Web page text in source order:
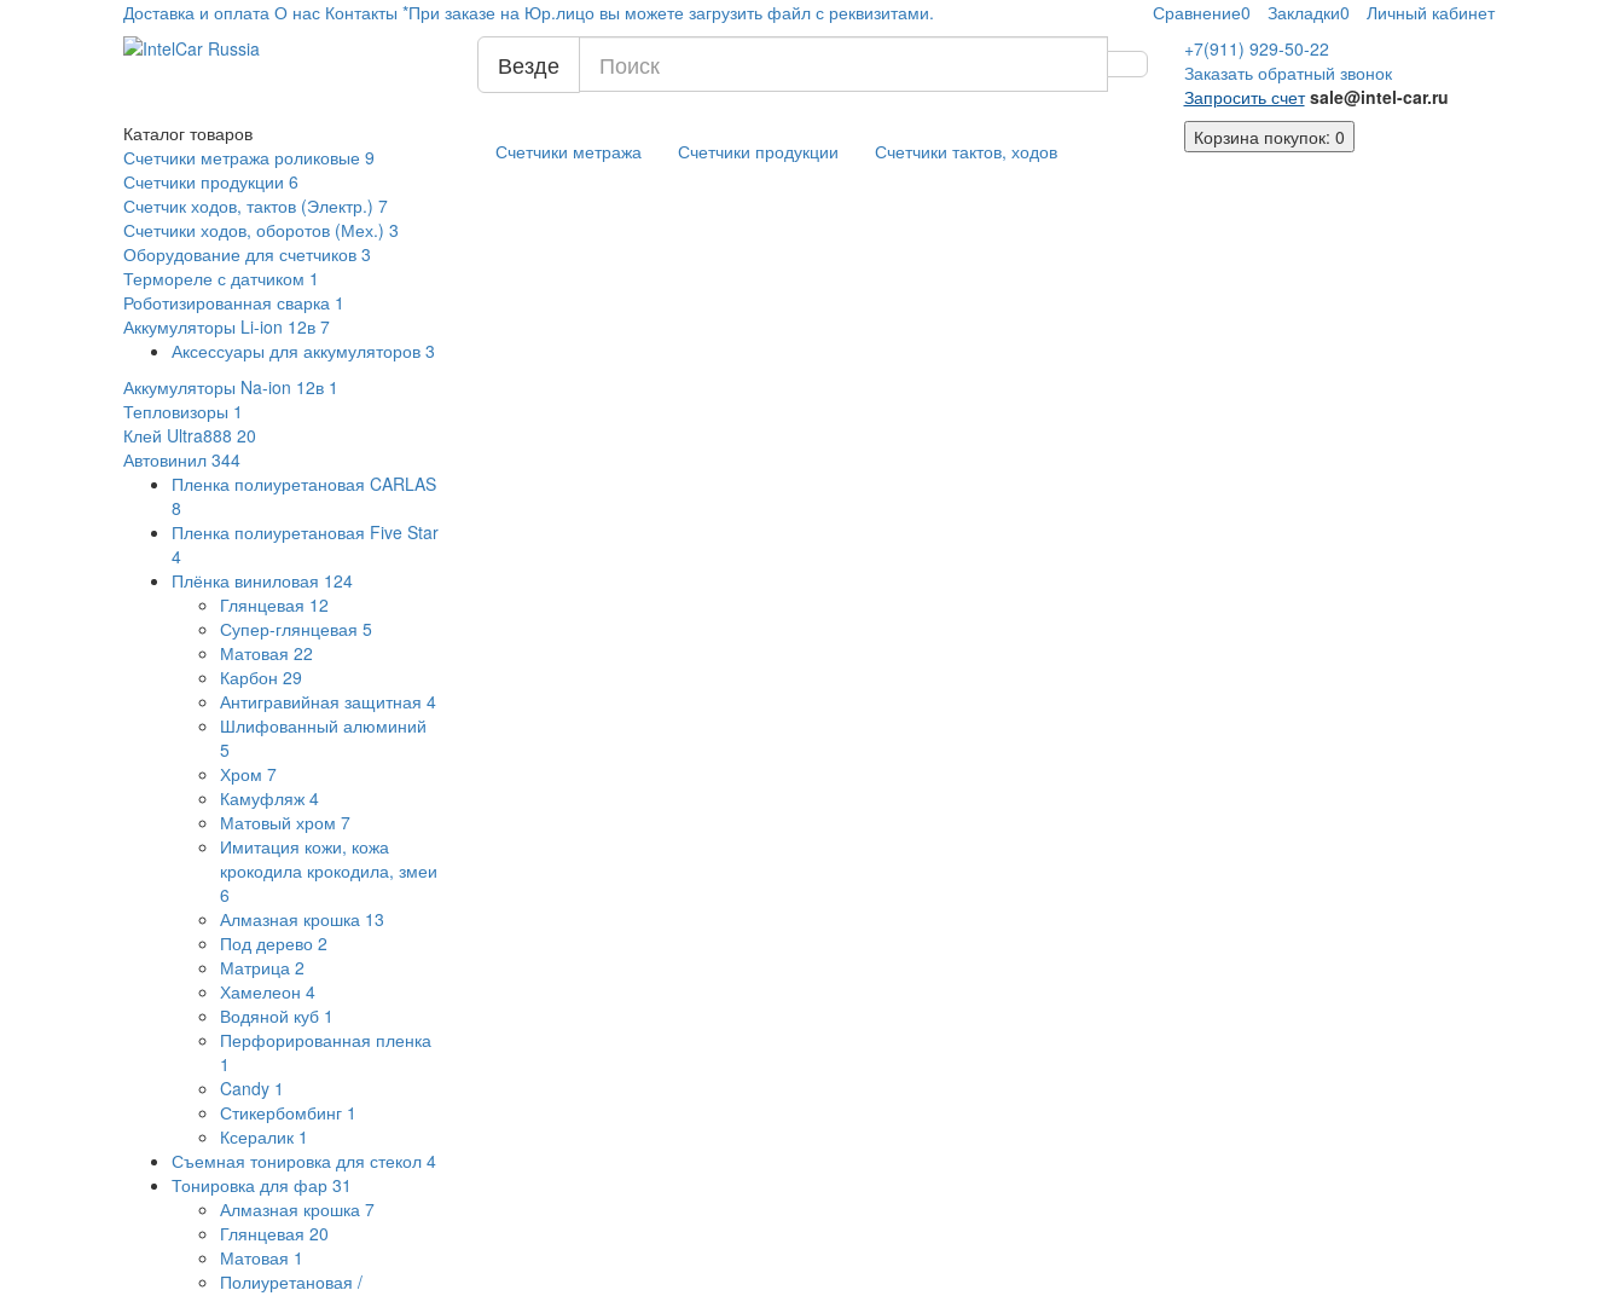
Доставка и оплата О нас Контакты *При заказе на Юр.лицо вы можете загрузить файл с реквизитами. Сравнение0 Закладки0 Личный кабинет
Везде +7(911) 929-50-22
Заказать обратный звонок
Запросить счет sale@intel-car.ru
Каталог товаров
Счетчики метража роликовые 9
Счетчики продукции 6
Счетчик ходов, тактов (Электр.) 7
Счетчики ходов, оборотов (Мех.) 3
Оборудование для счетчиков 3
Термореле с датчиком 1
Роботизированная сварка 1
Аккумуляторы Li-ion 12в 7
Аксессуары для аккумуляторов 3
Аккумуляторы Na-ion 12в 1
Тепловизоры 1
Клей Ultra888 20
Автовинил 344
Пленка полиуретановая CARLAS
8
Пленка полиуретановая Five Star
4
Плёнка виниловая 124
Глянцевая 12
Супер-глянцевая 5
Матовая 22
Карбон 29
Антигравийная защитная 4
Шлифованный алюминий
5
Хром 7
Камуфляж 4
Матовый хром 7
Имитация кожи, кожа
крокодила крокодила, змеи
6
Алмазная крошка 13
Под дерево 2
Матрица 2
Хамелеон 4
Водяной куб 1
Перфорированная пленка
1
Candy 1
Стикербомбинг 1
Ксералик 1
Съемная тонировка для стекол 4
Тонировка для фар 31
Алмазная крошка 7
Глянцевая 20
Матовая 1
Полиуретановая /
Счетчики метража Счетчики продукции Счетчики тактов, ходов
Корзинапокупок: 0